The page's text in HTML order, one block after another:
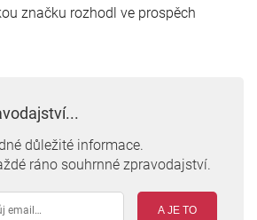
značku rozhodl ve prospěch
důležité informace.
ráno souhrnné zpravodajství.
A JE TO